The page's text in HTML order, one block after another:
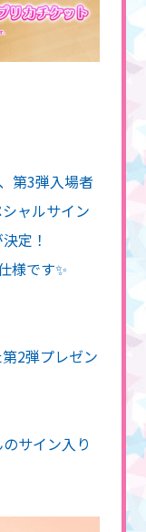
第3弾入場者
ャルサイン
定！
様です✨
2弾プレゼン
サイン入り